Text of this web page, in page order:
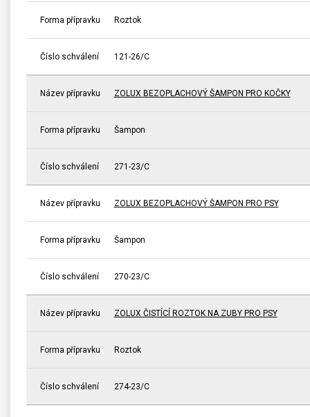
Forma přípravku Roztok
Číslo schválení 121-26/C
Název přípravku ZOLUX BEZOPLACHOVÝ ŠAMPON PRO KOČKY
Forma přípravku Šampon
Číslo schválení 271-23/C
Název přípravku ZOLUX BEZOPLACHOVÝ ŠAMPON PRO PSY
Forma přípravku Šampon
Číslo schválení 270-23/C
Název přípravku ZOLUX ČISTÍCÍ ROZTOK NA ZUBY PRO PSY
Forma přípravku Roztok
Číslo schválení 274-23/C